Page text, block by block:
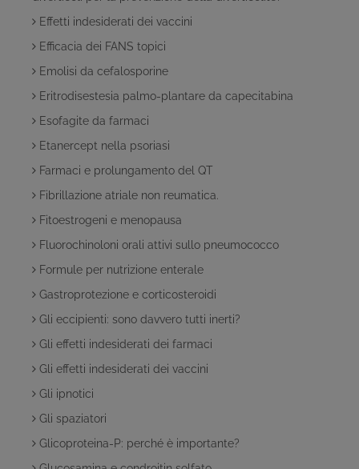
Effetti indesiderati dei vaccini
Efficacia dei FANS topici
Emolisi da cefalosporine
Eritrodisestesia palmo-plantare da capecitabina
Esofagite da farmaci
Etanercept nella psoriasi
Farmaci e prolungamento del QT
Fibrillazione atriale non reumatica.
Fitoestrogeni e menopausa
Fluorochinoloni orali attivi sullo pneumococco
Formule per nutrizione enterale
Gastroprotezione e corticosteroidi
Gli eccipienti: sono davvero tutti inerti?
Gli effetti indesiderati dei farmaci
Gli effetti indesiderati dei vaccini
Gli ipnotici
Gli spaziatori
Glicoproteina-P: perché è importante?